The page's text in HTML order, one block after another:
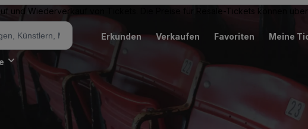
und Wiederverkauf von Tickets. Die Preise für Resale-Tickets können
Erkunden Verkaufen Favoriten Meine